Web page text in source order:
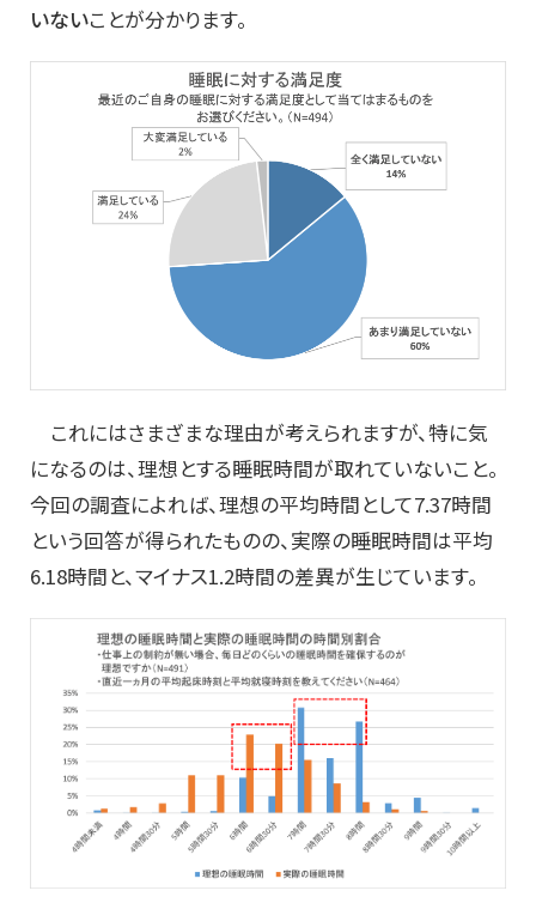
いないことが分かります。
これにはさまざまな理由が考えられますが、特に気
になるのは、理想とする睡眠時間が取れていないこと。
今回の調査によれば、理想の平均時間として7.37時間
という回答が得られたものの、実際の睡眠時間は平均
6.18時間と、マイナス1.2時間の差異が生じています。